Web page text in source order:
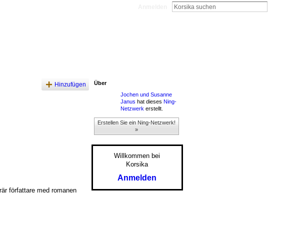
Hinzufügen
författare med romanen
Über
Jochen und Susanne
Janus hat dieses Ning-
Netzwerk erstellt.
Erstellen Sie ein Ning-Netzwerk!
»
Willkommen bei
Korsika
Anmelden